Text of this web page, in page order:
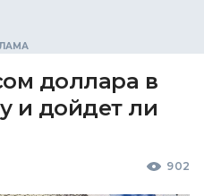
доллара в
и дойдет ли
902